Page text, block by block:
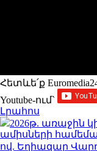
Հետևե՛ք
Youtube-ում`
Լրահոս
2026թ. առաջին
ամիսների
ով. Եղիազար